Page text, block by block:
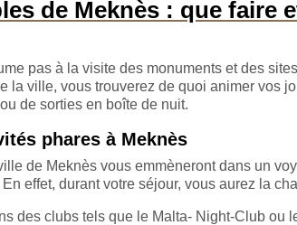
de Meknès : que faire
pas à la visite des monuments et des
la ville, vous trouverez de quoi animer vos
de sorties en boîte de nuit.
phares à Meknès
de Meknès vous emmèneront dans un
effet, durant votre séjour, vous aurez la
des clubs tels que le Malta- Night-Club ou